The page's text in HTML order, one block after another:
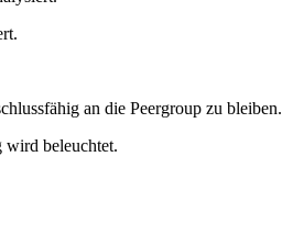
an die Peergroup zu bleiben.
wird beleuchtet.